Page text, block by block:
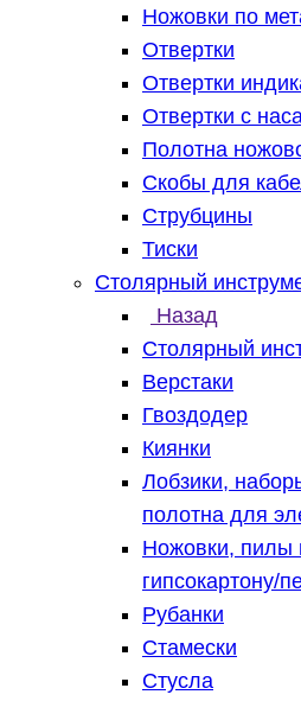
Ножовки по
Отвертки
Отвертки
Отвертки с
Полотна
Скобы для
Струбцины
Тиски
Столярный
Назад
Столярный
Верстаки
Гвоздодер
Киянки
Лобзики,
полотна для
Ножовки, пилы
гипсокартону/
Рубанки
Стамески
Стусла